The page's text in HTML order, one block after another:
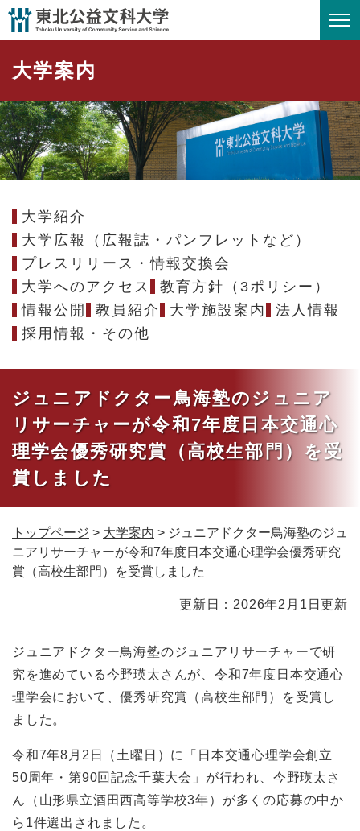
ペ
頭
で
す
。
メニューを飛ばして本文へ
大学案内
大学紹介
大学広報（広報誌・パンフレットなど）
プレスリリース・情報交換会
大学へのアクセス
教育方針（3ポリシー）
情報公開
教員紹介 大学施設案内
法人情報
採用情報・その他
ジュニアドクター鳥海塾のジュニア
リサーチャーが令和7年度日本交通心
理学会優秀研究賞（高校生部門）を受
賞しました
トップページ > 大学案内 > ジュニアドクター鳥海塾のジュ
ニアリサーチャーが令和7年度日本交通心理学会優秀研究
賞（高校生部門）を受賞しました
更新日：2026年2月1日更新
ジュニアドクター鳥海塾のジュニアリサーチャーで研
究を進めている今野瑛太さんが、令和7年度日本交通心
理学会において、優秀研究賞（高校生部門）を受賞し
ました。
令和7年8月2日（土曜日）に「日本交通心理学会創立
50周年・第90回記念千葉大会」が行われ、今野瑛太さ
ん（山形県立酒田西高等学校3年）が多くの応募の中か
ら1件選出されました。